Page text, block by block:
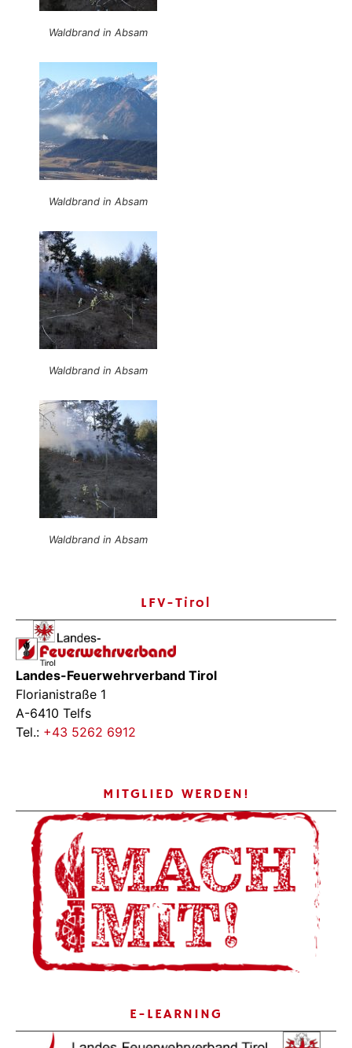
Waldbrand in Absam
Waldbrand in Absam
Waldbrand in Absam
Waldbrand in Absam
LFV-Tirol
Landes-Feuerwehrverband Tirol
Florianistraße 1
A-6410 Telfs
Tel.: +43 5262 6912
MITGLIED WERDEN!
E-LEARNING